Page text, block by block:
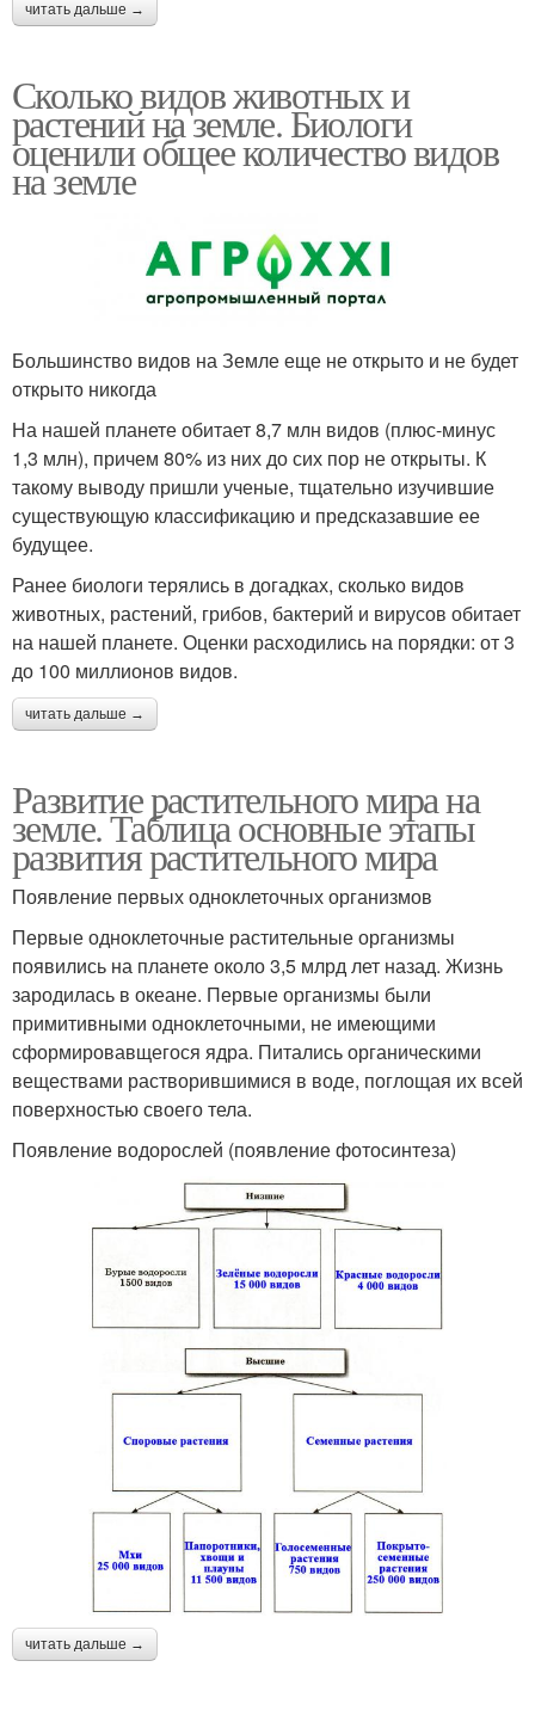
читать дальше →
Сколько видов животных и
растений на земле. Биологи
оценили общее количество видов
на земле
Большинство видов на Земле еще не открыто и не будет
открыто никогда
На нашей планете обитает 8,7 млн видов (плюс-минус
1,3 млн), причем 80% из них до сих пор не открыты. К
такому выводу пришли ученые, тщательно изучившие
существующую классификацию и предсказавшие ее
будущее.
Ранее биологи терялись в догадках, сколько видов
животных, растений, грибов, бактерий и вирусов обитает
на нашей планете. Оценки расходились на порядки: от 3
до 100 миллионов видов.
читать дальше →
Развитие растительного мира на
земле. Таблица основные этапы
развития растительного мира
Появление первых одноклеточных организмов
Первые одноклеточные растительные организмы
появились на планете около 3,5 млрд лет назад. Жизнь
зародилась в океане. Первые организмы были
примитивными одноклеточными, не имеющими
сформировавщегося ядра. Питались органическими
веществами растворившимися в воде, поглощая их всей
поверхностью своего тела.
Появление водорослей (появление фотосинтеза)
читать дальше →